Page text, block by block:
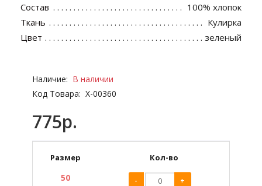
Состав
100% хлопок
Ткань
Кулирка
Цвет
зеленый
Наличие: В наличии
Код Товара: Х-00360
775р.
Размер Кол-во
50 - +